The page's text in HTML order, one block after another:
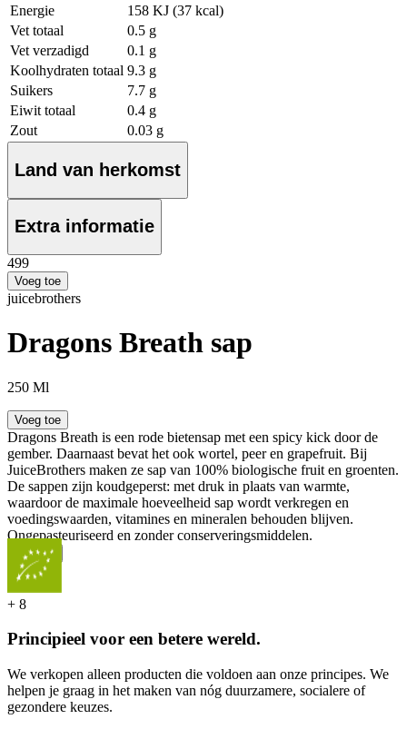
Energie
158 KJ (37 kcal)
Vet totaal
0.5 g
Vet verzadigd
0.1 g
Koolhydraten totaal 9.3 g
Suikers
7.7 g
Eiwit totaal
0.4 g
Zout
0.03 g
Land van herkomst
Extra informatie
499
Voeg toe
juicebrothers
Dragons Breath sap
250 Ml
Voeg toe
Dragons Breath is een rode bietensap met een spicy kick door de
gember. Daarnaast bevat het ook wortel, peer en grapefruit. Bij
JuiceBrothers maken ze sap van 100% biologische fruit en groenten.
De sappen zijn koudgeperst: met druk in plaats van warmte,
waardoor de maximale hoeveelheid sap wordt verkregen en
voedingswaarden, vitamines en mineralen behouden blijven.
Ongepasteuriseerd en zonder conserveringsmiddelen.
Meer
+ 8
Principieel voor een betere wereld.
We verkopen alleen producten die voldoen aan onze principes. We
helpen je graag in het maken van nóg duurzamere, socialere of
gezondere keuzes.